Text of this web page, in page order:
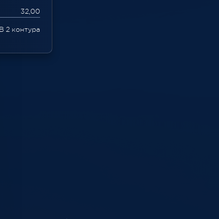
32,00
2 контура